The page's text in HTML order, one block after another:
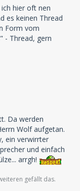
hier oft nen
es keinen Thread
Form vom
- Thread, gern
Da werden
Wolf aufgetan.
ein verwirrter
und einfach
arrgh!
gefällt das.